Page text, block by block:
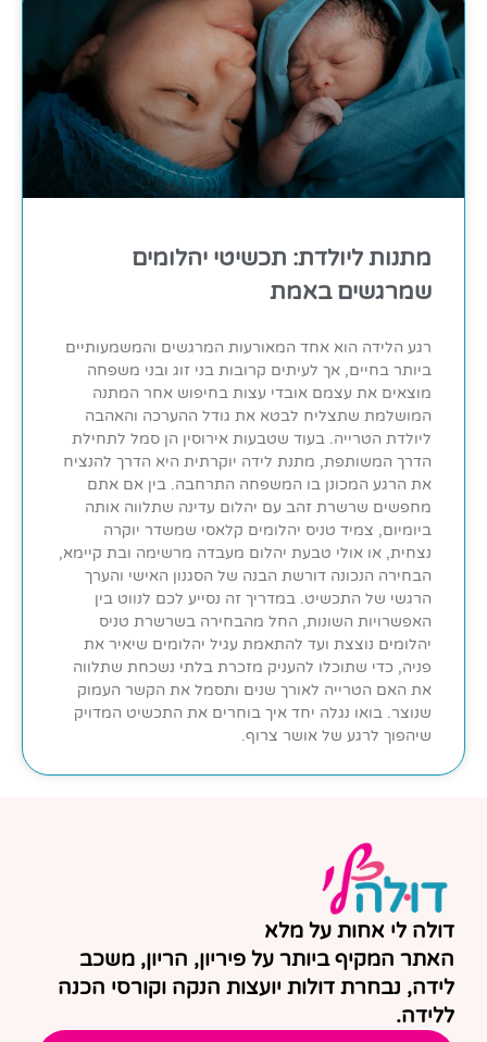
מתנות ליולדת: תכשיטי יהלומים
שמרגשים באמת
רגע הלידה הוא אחד המאורעות המרגשים והמשמעותיים
ביותר בחיים, אך לעיתים קרובות בני זוג ובני משפחה
מוצאים את עצמם אובדי עצות בחיפוש אחר המתנה
המושלמת שתצליח לבטא את גודל ההערכה והאהבה
ליולדת הטרייה. בעוד שטבעות אירוסין הן סמל לתחילת
הדרך המשותפת, מתנת לידה יוקרתית היא הדרך להנציח
את הרגע המכונן בו המשפחה התרחבה. בין אם אתם
מחפשים שרשרת זהב עם יהלום עדינה שתלווה אותה
ביומיום, צמיד טניס יהלומים קלאסי שמשדר יוקרה
נצחית, או אולי טבעת יהלום מעבדה מרשימה ובת קיימא,
הבחירה הנכונה דורשת הבנה של הסגנון האישי והערך
הרגשי של התכשיט. במדריך זה נסייע לכם לנווט בין
האפשרויות השונות, החל מהבחירה בשרשרת טניס
יהלומים נוצצת ועד להתאמת עגיל יהלומים שיאיר את
פניה, כדי שתוכלו להעניק מזכרת בלתי נשכחת שתלווה
את האם הטרייה לאורך שנים ותסמל את הקשר העמוק
שנוצר. בואו נגלה יחד איך בוחרים את התכשיט המדויק
שיהפוך לרגע של אושר צרוף.
דולה לי אחות על מלא
האתר המקיף ביותר על פיריון, הריון, משכב
לידה, נבחרת דולות יועצות הנקה וקורסי הכנה
ללידה.